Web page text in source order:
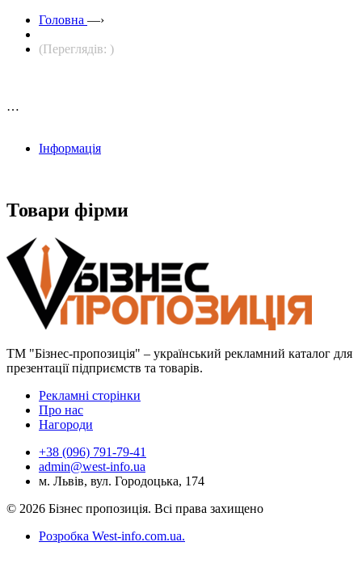
Головна —›
(Переглядів: )
…
Інформація
Товари фірми
ТМ "Бізнес-пропозиція" – український рекламний каталог для
презентації підприємств та товарів.
Рекламні сторінки
Про нас
Нагороди
+38 (096) 791-79-41
admin@west-info.ua
м. Львів, вул. Городоцька, 174
© 2026 Бізнес пропозиція. Всі права захищено
Розробка West-info.com.ua.